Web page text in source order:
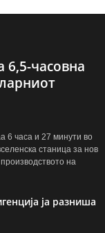
6,5-часовна
6 часа и 27 минути во
станица за нов
на
ја разниша